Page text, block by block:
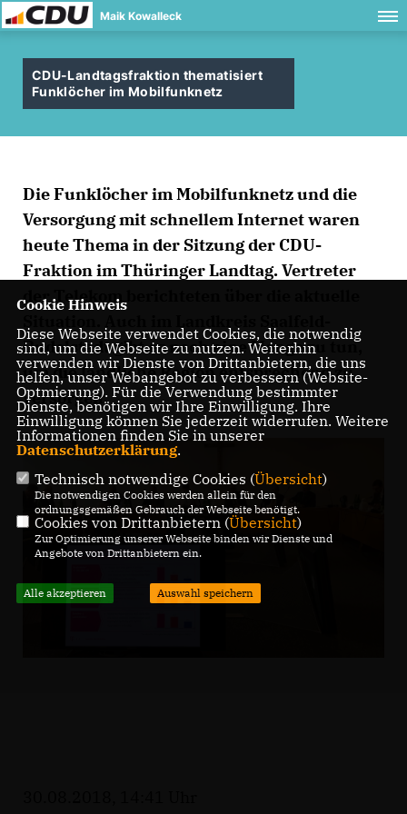
Maik Kowalleck
CDU-Landtagsfraktion thematisiert
Funklöcher im Mobilfunknetz
Die Funklöcher im Mobilfunknetz und die
Versorgung mit schnellem Internet waren
heute Thema in der Sitzung der CDU-
Fraktion im Thüringer Landtag. Vertreter
der Telekom berichteten über die aktuelle
Rudolstadt gibt es noch eine Menge zu tun,
um die ländliche Region entsprechend zu
versorgen.
Cookie Hinweis
Diese Webseite verwendet Cookies, die notwendig
sind, um die Webseite zu nutzen. Weiterhin
verwenden wir Dienste von Drittanbietern, die uns
helfen, unser Webangebot zu verbessern (Website-
Optmierung). Für die Verwendung bestimmter
Dienste, benötigen wir Ihre Einwilligung. Ihre
Einwilligung können Sie jederzeit widerrufen. Weitere
Informationen finden Sie in unserer
Datenschutzerklärung.
Technisch notwendige Cookies (Übersicht)
Die notwendigen Cookies werden allein für den
ordnungsgemäßen Gebrauch der Webseite benötigt.
Cookies von Drittanbietern (Übersicht)
Zur Optimierung unserer Webseite binden wir Dienste und
Angebote von Drittanbietern ein.
Alle akzeptieren Auswahl speichern